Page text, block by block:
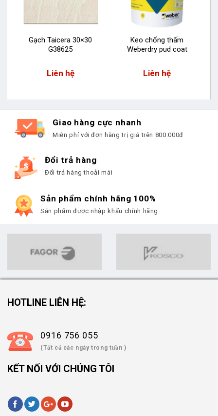
Gạch Taicera 30×30
G38625
Liên hệ
Keo chống thấm
Weberdry pud coat
Liên hệ
Giao hàng cực nhanh
Miễn phí với đơn hàng trị giá trên 800.000đ
Đổi trả hàng
Đổi trả hàng thoải mái
Sản phẩm chính hãng 100%
Sản phẩm được nhập khẩu chính hãng
HOTLINE LIÊN HỆ:
0916 756 055
(Tất cả các ngày trong tuần )
KẾT NỐI VỚI CHÚNG TÔI